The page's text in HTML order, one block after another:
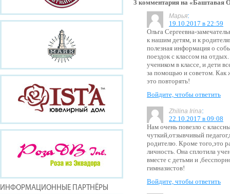
ИНФОРМАЦИОННЫЕ ПАРТНЁРЫ
3 комментария на «Баштавая
Марья:
19.10.2017 в 22:59
Ольга Сергеевна-
к нашим детям, и к
полезная информация о
поездок с классом на
учеником в классе, и дети
за помощью и советом. Как
это повторять!
Войдите, чтобы ответить
Zhilina Irina:
22.10.2017 в 09:08
Нам очень повезло с
чуткий,отзывчивый
родителю. Кроме того,это
личность. Она сплотила
вместе с детьми и
гимназистов!
Войдите, чтобы ответить